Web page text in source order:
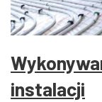
instalacji